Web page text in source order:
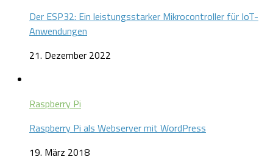
Der ESP32: Ein leistungsstarker Mikrocontroller für IoT-
Anwendungen
21. Dezember 2022
Raspberry Pi
Raspberry Pi als Webserver mit WordPress
19. März 2018